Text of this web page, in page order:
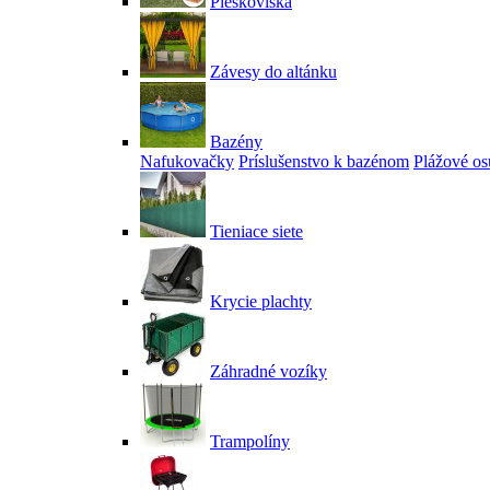
Závesy do altánku
Bazény
Nafukovačky Príslušenstvo k bazénom Plážové
Tieniace siete
Krycie plachty
Záhradné vozíky
Trampolíny